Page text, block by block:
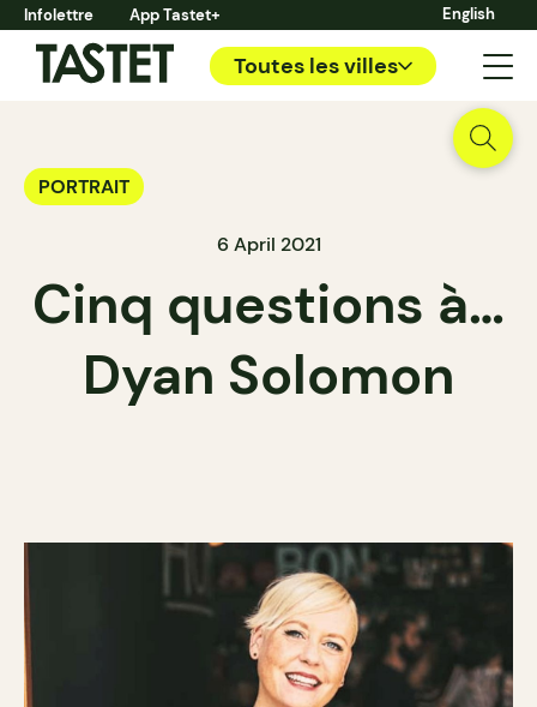
Infolettre App Tastet+ English
Toutes les villes
PORTRAIT
6 April 2021
Cinq questions à…
Dyan Solomon